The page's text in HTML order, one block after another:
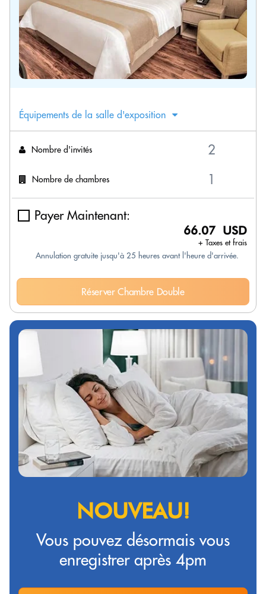
Équipements de la salle d'exposition
Nombre d'invités
Nombre de chambres
Payer Maintenant:
66.07 USD
+ Taxes et frais
Annulation gratuite jusqu'à 25 heures avant l'heure d'arrivée.
Réserver Chambre Double
NOUVEAU!
Vous pouvez désormais vous
enregistrer après 4pm